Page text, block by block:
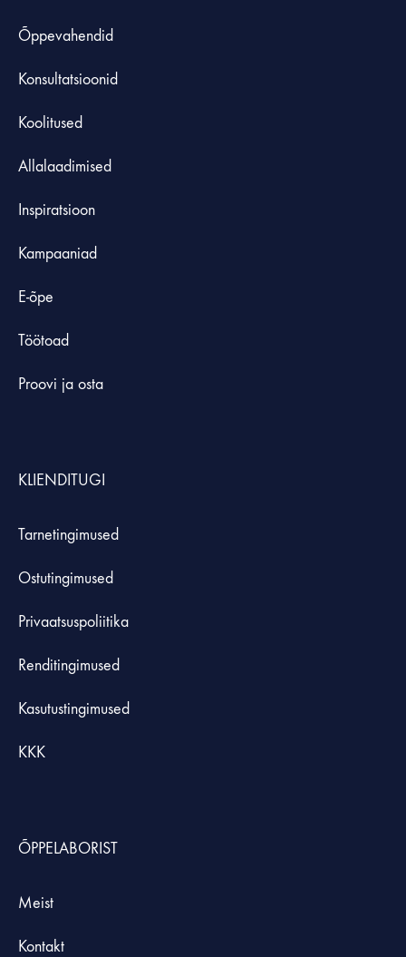
Õppevahendid
Konsultatsioonid
Koolitused
Allalaadimised
Inspiratsioon
Kampaaniad
E-õpe
Töötoad
Proovi ja osta
KLIENDITUGI
Tarnetingimused
Ostutingimused
Privaatsuspoliitika
Renditingimused
Kasutustingimused
KKK
ÕPPELABORIST
Meist
Kontakt